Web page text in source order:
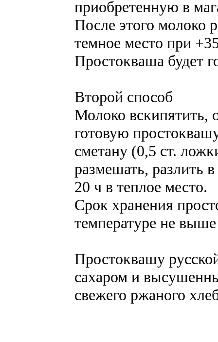
приобретенную в
После этого молоко
темное место при
Простокваша будет
Второй способ
Молоко вскипятить,
готовую
сметану (0,5 ст.
размешать, разлить
20 ч в теплое место.
Срок хранения
температуре не
Простоквашу
сахаром и
свежего ржаного